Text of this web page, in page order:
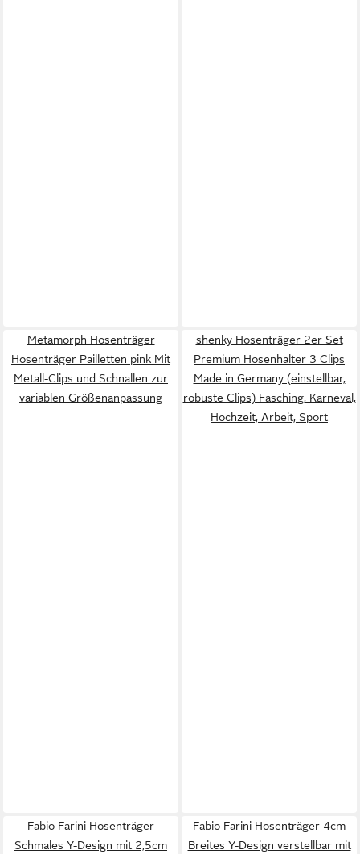
Metamorph Hosenträger
Hosenträger Pailletten pink Mit
Metall-Clips und Schnallen zur
variablen Größenanpassung
shenky Hosenträger 2er Set
Premium Hosenhalter 3 Clips
Made in Germany (einstellbar,
robuste Clips) Fasching, Karneval,
Hochzeit, Arbeit, Sport
Fabio Farini Hosenträger
Schmales Y-Design mit 2,5cm
Fabio Farini Hosenträger 4cm
Breites Y-Design verstellbar mit